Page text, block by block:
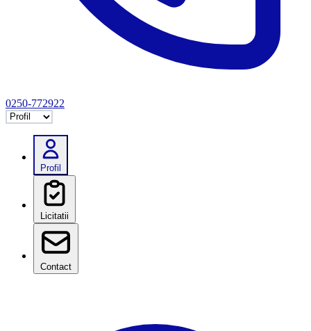
0250-772922
Selectează tab
Profil
Licitatii
Contact